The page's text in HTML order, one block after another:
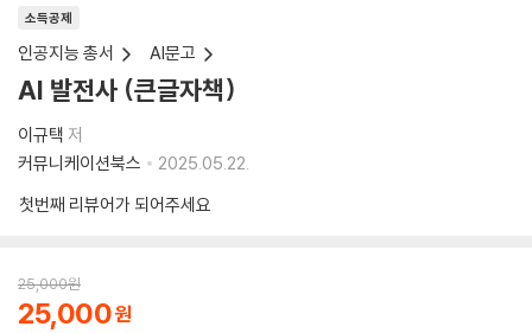
소득공제
인공지능 총서 AI문고
AI 발전사 (큰글자책)
이규택 저
커뮤니케이션북스
2025.05.22.
첫번째 리뷰어가 되어주세요
25,000원
25,000